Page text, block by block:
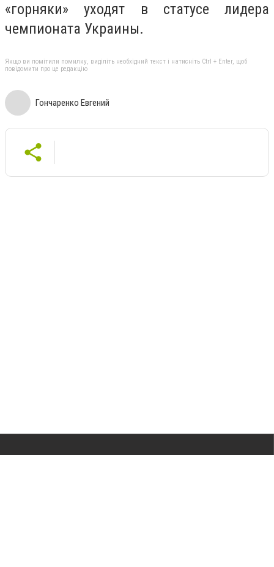
«горняки» уходят в статусе лидера
чемпионата Украины.
Якщо ви помітили помилку, виділіть необхідний текст і натисніть Ctrl + Enter, щоб
повідомити про це редакцію
Гончаренко Евгений